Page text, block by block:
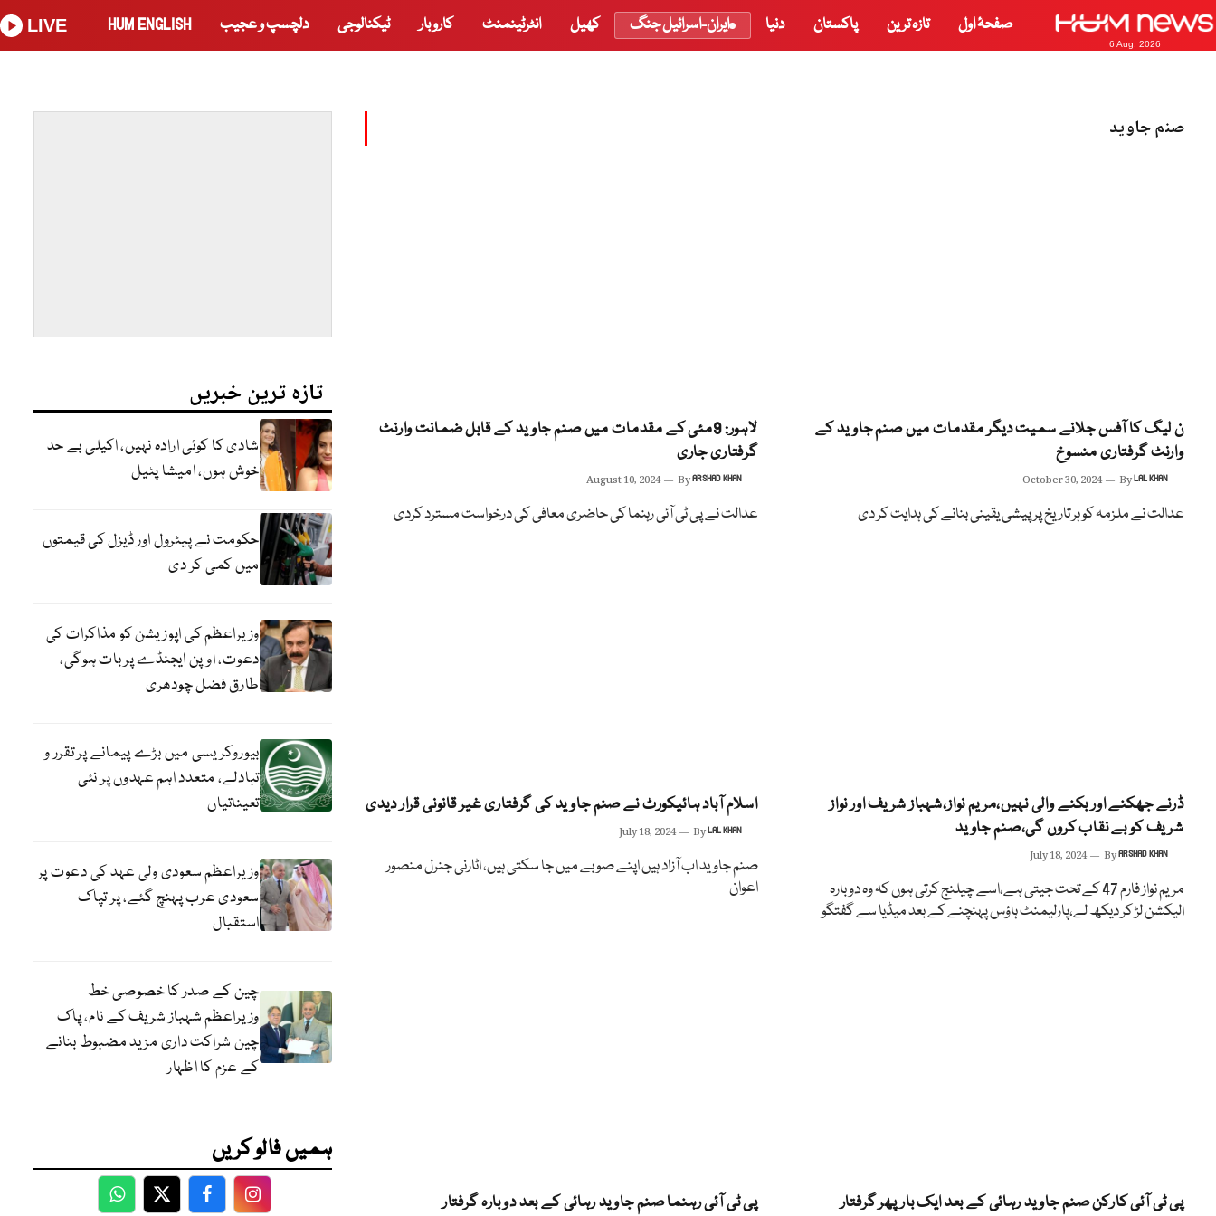
6 Aug, 2026
صفحۂ اول تازہ ترین پاکستان دنیا ایران-اسرائیل جنگ کھیل انٹرٹینمنٹ کاروبار ٹیکنالوجی دلچسپ و عجیب HUM ENGLISH
LIVE
صنم جاوید
ن لیگ کا آفس جلانے سمیت دیگر مقدمات میں صنم جاوید کے
وارنٹ گرفتاری منسوخ
October 30, 2024 ByLAL KHAN
عدالت نے ملزمہ کو ہر تاریخ پر پیشی یقینی بنانے کی ہدایت کر دی
لاہور: 9مئی کے مقدمات میں صنم جاوید کے قابل ضمانت وارنٹ
گرفتاری جاری
August 10, 2024 ByARSHAD KHAN
عدالت نے پی ٹی آئی رہنما کی حاضری معافی کی درخواست مسترد کردی
ڈرنے جھکنے اور بکنے والی نہیں،مریم نواز،شہباز شریف اور نواز
شریف کو بے نقاب کروں گی،صنم جاوید
July 18, 2024 ByARSHAD KHAN
مریم نواز فارم 47 کے تحت جیتی ہے،اسے چیلنج کرتی ہوں کہ وہ دوبارہ
الیکشن لڑ کر دیکھ لے،پارلیمنٹ ہاؤس پہنچنے کے بعد میڈیا سے گفتگو
اسلام آباد ہائیکورٹ نے صنم جاوید کی گرفتاری غیر قانونی قرار دیدی
July 18, 2024 ByLAL KHAN
صنم جاوید اب آزاد ہیں اپنے صوبے میں جا سکتی ہیں، اٹارنی جنرل منصور
اعوان
پی ٹی آئی کارکن صنم جاوید رہائی کے بعد ایک بار پھر گرفتار پی ٹی آئی رہنما صنم جاوید رہائی کے بعد دوبارہ گرفتار
تازہ ترین خبریں
شادی کا کوئی ارادہ نہیں، اکیلی بے حد
خوش ہوں، امیشا پٹیل
حکومت نے پیٹرول اور ڈیزل کی قیمتوں
میں کمی کر دی
وزیراعظم کی اپوزیشن کو مذاکرات کی
دعوت، اوپن ایجنڈے پر بات ہوگی،
طارق فضل چودھری
بیوروکریسی میں بڑے پیمانے پر تقرر و
تبادلے، متعدد اہم عہدوں پر نئی
تعیناتیاں
وزیراعظم سعودی ولی عہد کی دعوت پر
سعودی عرب پہنچ گئے، پر تپاک
استقبال
چین کے صدر کا خصوصی خط
وزیراعظم شہباز شریف کے نام، پاک
چین شراکت داری مزید مضبوط بنانے
کے عزم کا اظہار
ہمیں فالو کریں
WhatsApp
TwitterFacebookFacebook